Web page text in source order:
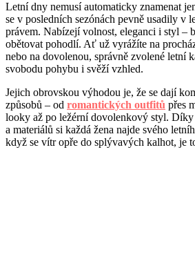
Letní dny nemusí automaticky znamenat
se v posledních sezónách pevně usadily v
právem. Nabízejí volnost, eleganci i styl –
obětovat pohodlí. Ať už vyrážíte na
nebo na dovolenou, správně zvolené letní
svobodu pohybu i svěží vzhled.
Jejich obrovskou výhodou je, že se dají
způsobů – od romantických outfitů přes
looky až po ležérní dovolenkový styl.
a materiálů si každá žena najde svého
když se vítr opře do splývavých kalhot, je